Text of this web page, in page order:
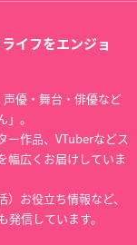
イフをエンジョ
優・舞台・俳優など
。
ー作品、VTuberなどス
幅広くお届けしていま
お役立ち情報など、
信しています。